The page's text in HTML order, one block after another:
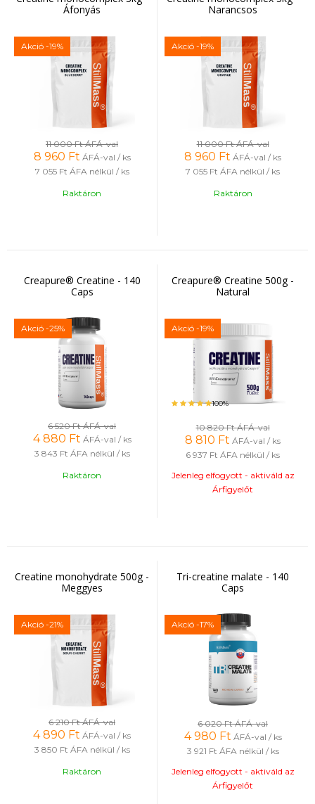
Áfonyás
Akció -19%
11 000 FtÁFÁ-val
8 960 Ft ÁFÁ-val / ks
7 055 Ft ÁFA nélkül / ks
Raktáron
Narancsos
Akció -19%
11 000 FtÁFÁ-val
8 960 Ft ÁFÁ-val / ks
7 055 Ft ÁFA nélkül / ks
Raktáron
Creapure® Creatine - 140
Caps
Akció -25%
6 520 FtÁFÁ-val
4 880 Ft ÁFÁ-val / ks
3 843 Ft ÁFA nélkül / ks
Raktáron
Creapure® Creatine 500g -
Natural
Akció -19%
100%
10 820 FtÁFÁ-val
8 810 Ft ÁFÁ-val / ks
6 937 Ft ÁFA nélkül / ks
Jelenleg elfogyott - aktiváld az
Árfigyelőt
Creatine monohydrate 500g -
Meggyes
Akció -21%
6 210 FtÁFÁ-val
4 890 Ft ÁFÁ-val / ks
3 850 Ft ÁFA nélkül / ks
Raktáron
Tri-creatine malate - 140
Caps
Akció -17%
6 020 FtÁFÁ-val
4 980 Ft ÁFÁ-val / ks
3 921 Ft ÁFA nélkül / ks
Jelenleg elfogyott - aktiváld az
Árfigyelőt